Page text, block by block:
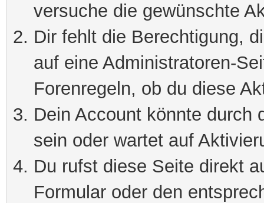
versuche die gewünschte
Dir fehlt die Berechtigung,
auf eine Administratoren-
Forenregeln, ob du diese
Dein Account könnte durch
sein oder wartet auf
Du rufst diese Seite direkt
Formular oder den